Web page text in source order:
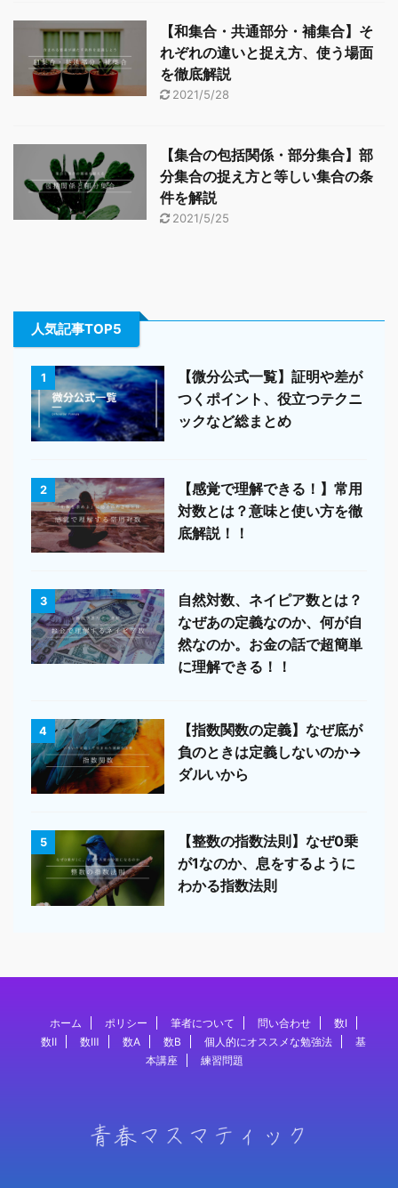
【和集合・共通部分・補集合】そ
れぞれの違いと捉え方、使う場面
を徹底解説
2021/5/28
【集合の包括関係・部分集合】部
分集合の捉え方と等しい集合の条
件を解説
2021/5/25
人気記事TOP5
1
【微分公式一覧】証明や差が
つくポイント、役立つテクニ
ックなど総まとめ
2
【感覚で理解できる！】常用
対数とは？意味と使い方を徹
底解説！！
3
自然対数、ネイピア数とは？
なぜあの定義なのか、何が自
然なのか。お金の話で超簡単
に理解できる！！
4
【指数関数の定義】なぜ底が
負のときは定義しないのか→
ダルいから
5
【整数の指数法則】なぜ0乗
が1なのか、息をするように
わかる指数法則
ホーム ポリシー 筆者について 問い合わせ
数Ⅰ
数Ⅱ
数Ⅲ 数A 数B 個人的にオススメな勉強法
基
本講座
練習問題